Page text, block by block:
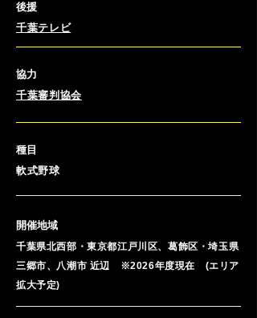
後援
千葉テレビ
協力
千葉審判協会
種目
軟式野球
開催地域
千葉県北⻄部・東京都江戸川区、葛飾区・埼玉県
三郷市、八潮市 近辺 ※2026年度現在 (エリア
拡大予定)